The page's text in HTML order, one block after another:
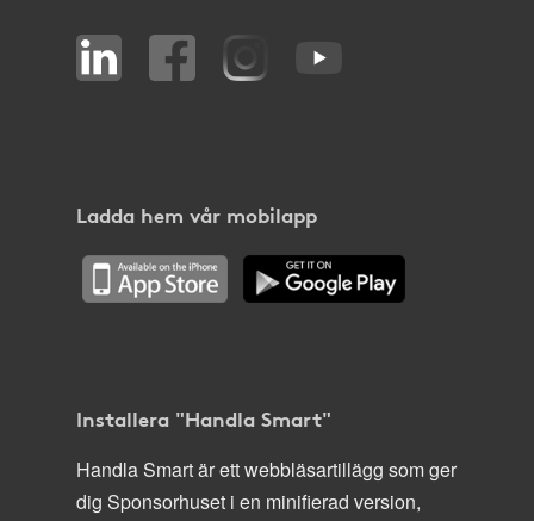
Ladda hem vår mobilapp
Installera "Handla Smart"
Handla Smart är ett webbläsartillägg som ger
dig Sponsorhuset i en minifierad version,